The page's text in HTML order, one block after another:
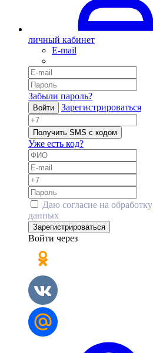
личный кабинет
E-mail
Забыли пароль?
Войти Зарегистрироваться
Получить SMS с кодом
Уже есть код?
Даю согласие на обработку
данных
Зарегистрироваться
Войти через